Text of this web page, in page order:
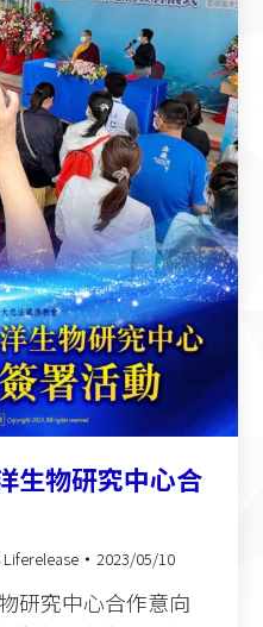
生物研究中心合
Liferelease 2023/05/10
研究中心合作意向